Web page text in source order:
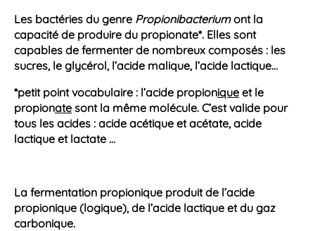
Les bactéries du genre Propionibacteriumont la
capacité de produire du propionate*. Elles sont
capables de fermenter de nombreux composés : les
sucres, le glycérol, l’acide malique, l’acide lactique…
*petit point vocabulaire : l’acide propionique et le
propionate sont la même molécule. C’est valide pour
tous les acides : acide acétique et acétate, acide
lactique et lactate …
La fermentation propionique produit de l’acide
propionique (logique), de l’acide lactique et du gaz
carbonique.